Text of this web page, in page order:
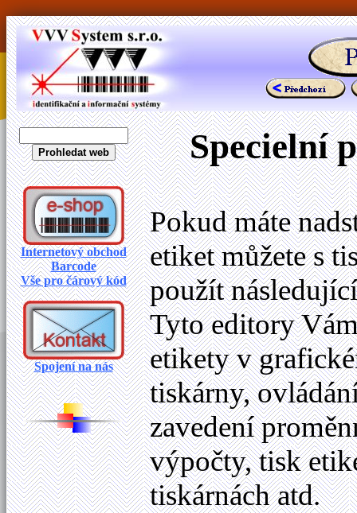
Internetový obchod
Barcode
Vše pro čárový kód
Spojení na nás
Specielní
Pokud máte
etiket můžete s
použít
Tyto editory
etikety v
tiskárny,
zavedení
výpočty, tisk
tiskárnách atd.